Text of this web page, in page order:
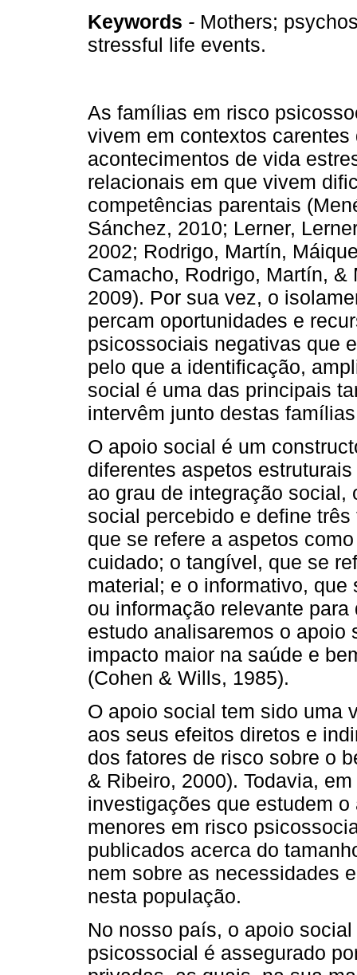
Keywords - Mothers;
stressful life events.
As famílias em risco
vivem em contextos
acontecimentos de vida
relacionais em que vivem
competências parentais
Sánchez, 2010; Lerner,
2002; Rodrigo, Martín,
Camacho, Rodrigo, Martín,
2009). Por sua vez, o
percam oportunidades e
psicossociais negativas que
pelo que a identificação,
social é uma das principais
intervêm junto destas
O apoio social é um
diferentes aspetos
ao grau de integração
social percebido e define
que se refere a aspetos
cuidado; o tangível, que se
material; e o informativo,
ou informação relevante
estudo analisaremos o apoio
impacto maior na saúde e
(Cohen & Wills, 1985).
O apoio social tem sido uma
aos seus efeitos diretos e
dos fatores de risco sobre o
& Ribeiro, 2000). Todavia,
investigações que estudem
menores em risco
publicados acerca do
nem sobre as necessidades
nesta população.
No nosso país, o apoio
psicossocial é assegurado